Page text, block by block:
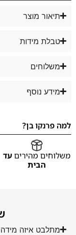
תיאור מוצר
טבלת מידות
משלוחים
מידע נוסף
למה פרנקו בן?
משלוחים מהיריםעד
הבית
מתלבט איזה מידה